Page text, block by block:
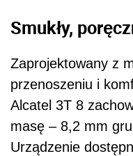
Smukły,
Zaprojektowany z
przenoszeniu i
Alcatel 3T 8
masę – 8,2 mm
Urządzenie